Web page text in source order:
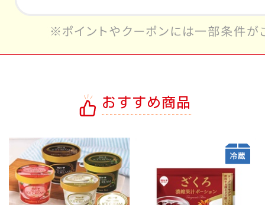
おすすめ商品